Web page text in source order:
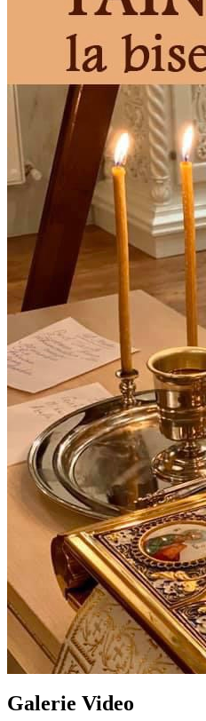
Galerie Video